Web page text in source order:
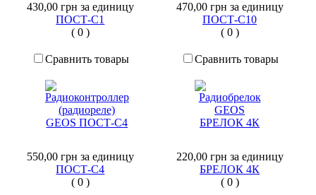
430,00 грн за единицу
ПОСТ-С1
(0 )
Сравнить товары
470,00 грн за единицу
ПОСТ-С10
(0 )
Сравнить товары
550,00 грн за единицу
ПОСТ-С4
(0 )
220,00 грн за единицу
БРЕЛОК 4К
(0 )